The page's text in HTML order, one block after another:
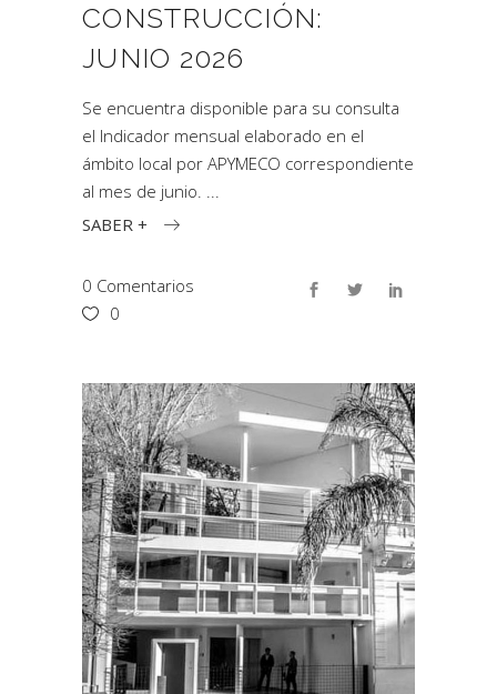
CONSTRUCCIÓN:
JUNIO 2026
Se encuentra disponible para su consulta
el Indicador mensual elaborado en el
ámbito local por APYMECO correspondiente
al mes de junio.
SABER +
0 Comentarios
0